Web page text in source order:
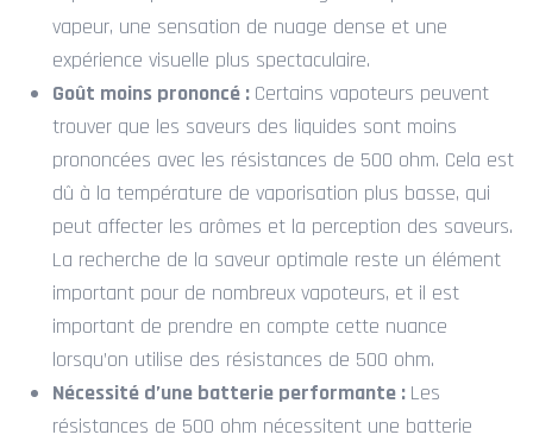
vapeur, une sensation de nuage dense et une
expérience visuelle plus spectaculaire.
Goût moins prononcé : Certains vapoteurs peuvent
trouver que les saveurs des liquides sont moins
prononcées avec les résistances de 500 ohm. Cela est
dû à la température de vaporisation plus basse, qui
peut affecter les arômes et la perception des saveurs.
La recherche de la saveur optimale reste un élément
important pour de nombreux vapoteurs, et il est
important de prendre en compte cette nuance
lorsqu’on utilise des résistances de 500 ohm.
Nécessité d’une batterie performante : Les
résistances de 500 ohm nécessitent une batterie